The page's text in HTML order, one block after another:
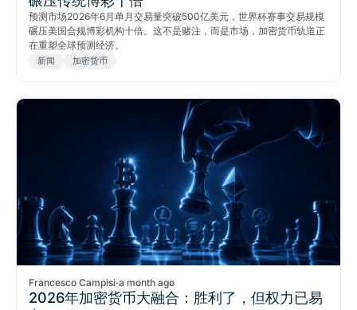
预测市场2026年6月单月交易量突破500亿美元，世界杯赛事交易规模
碾压美国合规博彩机构十倍。这不是赌注，而是市场，加密货币轨道正
在重塑全球预测经济。
新闻 加密货币
Francesco Campisi·a month ago
2026年加密货币大融合：胜利了，但权力已易